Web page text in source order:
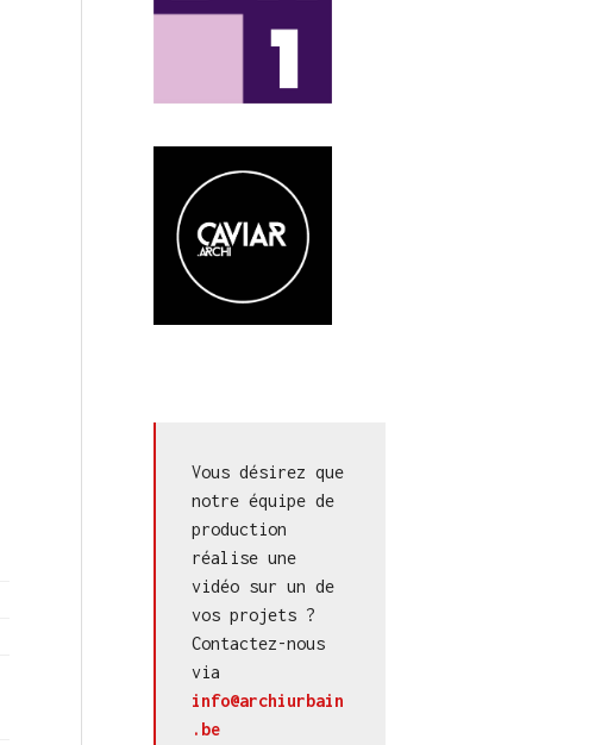
Vous désirez que
notre équipe de
production
réalise une
vidéo sur un de
vos projets ?
Contactez-nous
info@archiurbain
.be